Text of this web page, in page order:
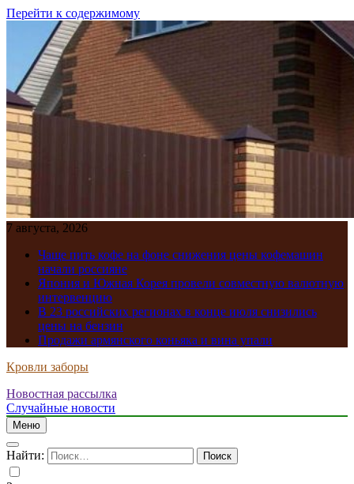
Перейти к содержимому
7 августа, 2026
Чаще пить кофе на фоне снижения цены кофемашин
начали россияне
Япония и Южная Корея провели совместную валютную
интервенцию
В 23 российских регионах в конце июля снизились
цены на бензин
Продажи армянского коньяка и вина упали
Кровли заборы
Новостная рассылка
Случайные новости
Меню
Найти: